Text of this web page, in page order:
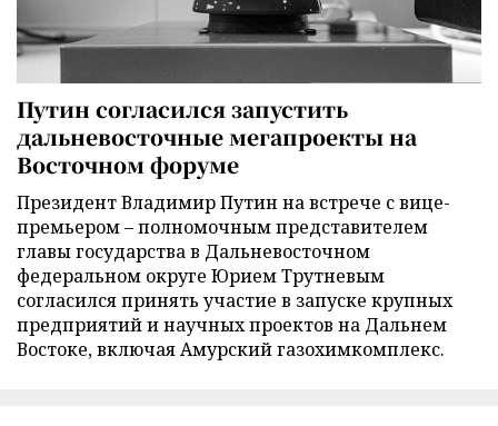
Путин согласился запустить
дальневосточные мегапроекты на
Восточном форуме
Президент Владимир Путин на встрече с вице-
премьером – полномочным представителем
главы государства в Дальневосточном
федеральном округе Юрием Трутневым
согласился принять участие в запуске крупных
предприятий и научных проектов на Дальнем
Востоке, включая Амурский газохимкомплекс.